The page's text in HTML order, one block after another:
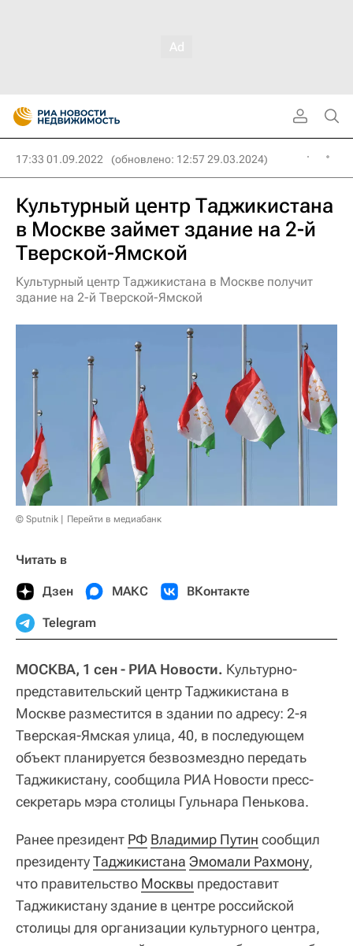
17:33 01.09.2022 (обновлено: 12:57 29.03.2024)
Культурный центр Таджикистана
в Москве займет здание на 2-й
Тверской-Ямской
Культурный центр Таджикистана в Москве получит
здание на 2-й Тверской-Ямской
© Sputnik Перейти в медиабанк
Читать в
Дзен МАКС ВКонтакте
Telegram
МОСКВА, 1 сен - РИА Новости. Культурно-
представительский центр Таджикистана в
Москве разместится в здании по адресу: 2-я
Тверская-Ямская улица, 40, в последующем
объект планируется безвозмездно передать
Таджикистану, сообщила РИА Новости пресс-
секретарь мэра столицы Гульнара Пенькова.
Ранее президент РФ Владимир Путин сообщил
президентуТаджикистана Эмомали Рахмону,
что правительство Москвы предоставит
Таджикистану здание в центре российской
столицы для организации культурного центра,